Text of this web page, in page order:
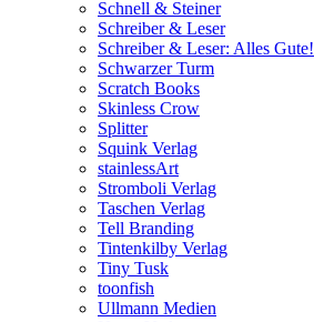
Schnell & Steiner
Schreiber & Leser
Schreiber & Leser: Alles Gute!
Schwarzer Turm
Scratch Books
Skinless Crow
Splitter
Squink Verlag
stainlessArt
Stromboli Verlag
Taschen Verlag
Tell Branding
Tintenkilby Verlag
Tiny Tusk
toonfish
Ullmann Medien